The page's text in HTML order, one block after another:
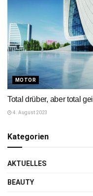
MOTOR
Total drüber, aber total geil
4. August 2023
Kategorien
AKTUELLES
BEAUTY